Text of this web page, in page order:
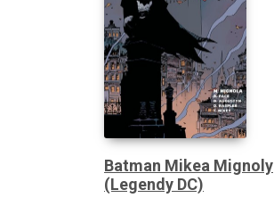
Batman Mikea Mignoly
(Legendy DC)